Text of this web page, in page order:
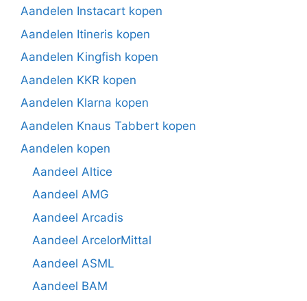
Aandelen Instacart kopen
Aandelen Itineris kopen
Aandelen Kingfish kopen
Aandelen KKR kopen
Aandelen Klarna kopen
Aandelen Knaus Tabbert kopen
Aandelen kopen
Aandeel Altice
Aandeel AMG
Aandeel Arcadis
Aandeel ArcelorMittal
Aandeel ASML
Aandeel BAM